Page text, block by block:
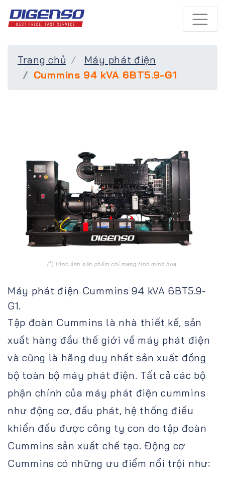
Trang chủ
Máy phát điện
Cummins 94 kVA 6BT5.9-G1
(*) Hình ảnh sản phẩm chỉ mang tính minh họa.
Máy phát điện Cummins 94 kVA 6BT5.9-
G1.
Tập đoàn Cummins là nhà thiết kế, sản
xuất hàng đầu thế giới về máy phát điện
và cũng là hãng duy nhất sản xuất đồng
bộ toàn bộ máy phát điện. Tất cả các bộ
phận chính của máy phát điện cummins
như động cơ, đầu phát, hệ thống điều
khiển đều được công ty con do tập đoàn
Cummins sản xuất chế tạo. Động cơ
Cummins có những ưu điểm nổi trội như: